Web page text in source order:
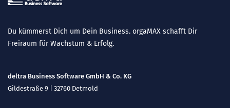
Du kümmerst Dich um Dein Business. orgaMAX schafft Dir
Freiraum für Wachstum & Erfolg.
deltra Business Software GmbH & Co. KG
Gildestraße 9 | 32760 Detmold